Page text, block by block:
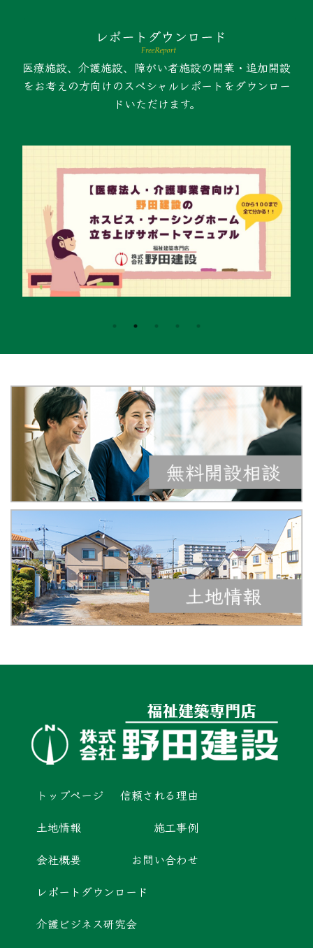
医療施設、介護施設、障がい者施設の開業・追加開設
をお考えの方向けのスペシャルレポートをダウンロー
ドいただけます。
トップページ
信頼される理由
土地情報
施工事例
会社概要
お問い合わせ
レポートダウンロード
介護ビジネス研究会